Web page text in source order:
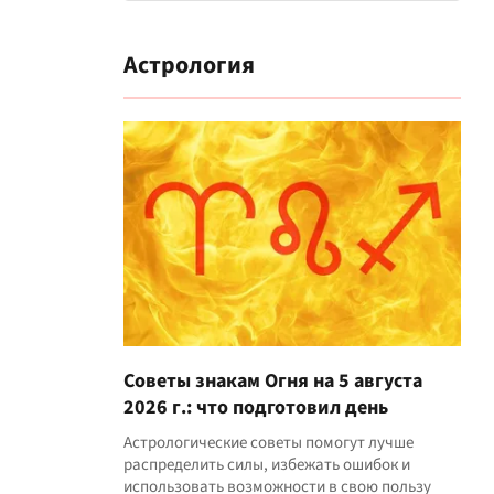
Астрология
Советы знакам Огня на 5 августа
2026 г.: что подготовил день
Астрологические советы помогут лучше
распределить силы, избежать ошибок и
использовать возможности в свою пользу